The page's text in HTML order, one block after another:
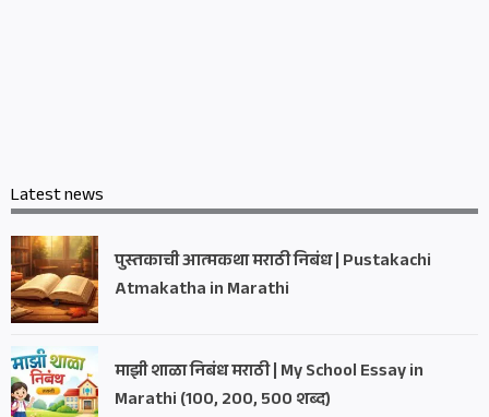
Latest news
पुस्तकाची आत्मकथा मराठी निबंध | Pustakachi
Atmakatha in Marathi
माझी शाळा निबंध मराठी | My School Essay in
Marathi (100, 200, 500 शब्द)